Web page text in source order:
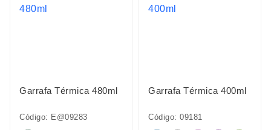
Garrafa Térmica 480ml
Código: E@09283
Garrafa Térmica 400ml
Código: 09181